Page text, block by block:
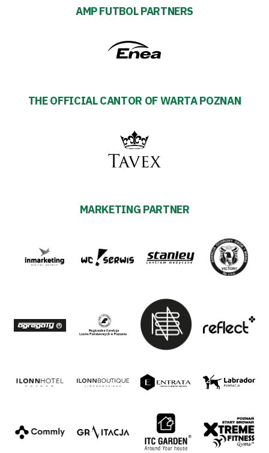
AMP FUTBOL PARTNERS
THE OFFICIAL CANTOR OF WARTA POZNAN
MARKETING PARTNER